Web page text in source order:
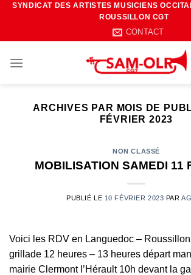
Passer
SYNDICAT DES ARTISTES MUSICIENS
ROUSSILLON CGT
CONTACT
ARCHIVES PAR MOIS DE
FÉVRIER 2023
NON CLASSÉ
MOBILISATION SAMEDI 11
PUBLIÉ LE 10 FÉVRIER 2023 PAR
Voici les RDV en Languedoc –
grillade 12 heures – 13 heures départ
mairie Clermont l’Hérault 10h devant la